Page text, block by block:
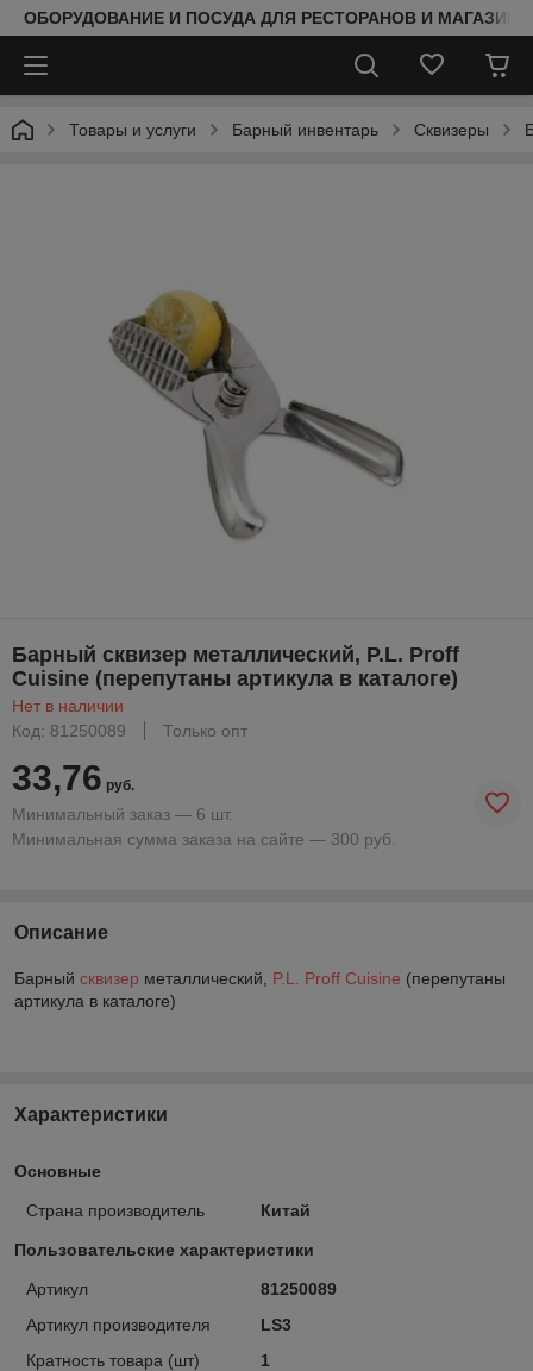
ОБОРУДОВАНИЕ И ПОСУДА ДЛЯ РЕСТОРАНОВ И
Товары и услуги Барный инвентарь Сквизеры
Барный сквизер металлический, P.L. Proff
Cuisine (перепутаны артикула в каталоге)
Нет в наличии
Код: 81250089
Только опт
33,76 руб.
Минимальный заказ — 6 шт.
Минимальная сумма заказа на сайте — 300 руб.
Описание
Барный сквизер металлический, P.L. Proff Cuisine (перепутаны
артикула в каталоге)
Характеристики
Основные
Страна производитель Китай
Пользовательские характеристики
Артикул
81250089
Артикул производителя
LS3
Кратность товара (шт)
1